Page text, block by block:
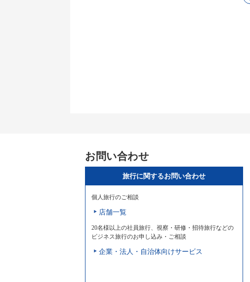
お問い合わせ
旅行に関するお問い合わせ
個人旅行のご相談
店舗一覧
20名様以上の社員旅行、視察・研修・招待旅行などの
ビジネス旅行のお申し込み・ご相談
企業・法人・自治体向けサービス